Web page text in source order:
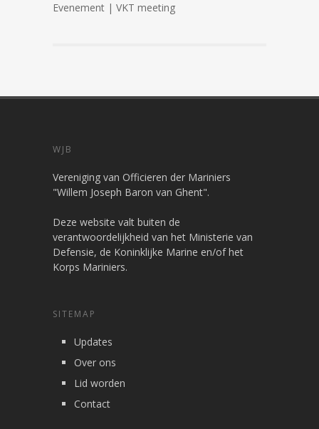
Evenement | VKT meeting
WJB
Vereniging van Officieren der Mariniers
"Willem Joseph Baron van Ghent".
Deze website valt buiten de
verantwoordelijkheid van het Ministerie van
Defensie, de Koninklijke Marine en/of het
Korps Mariniers.
SITEMAP
Updates
Over ons
Lid worden
Contact